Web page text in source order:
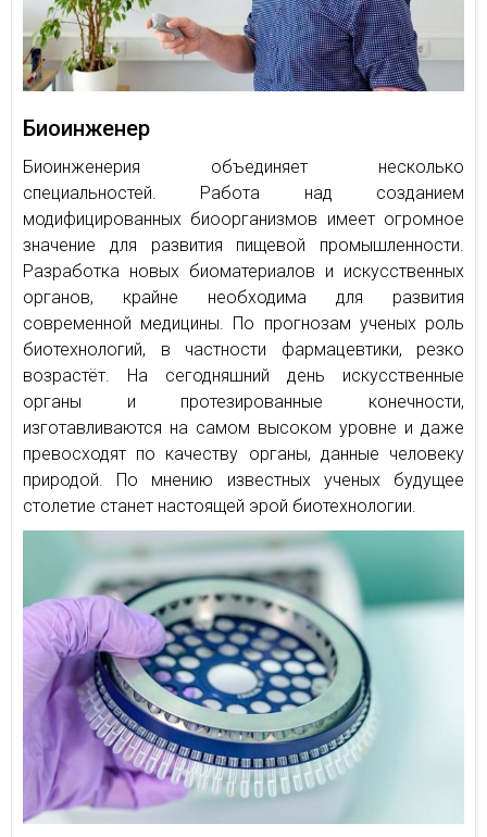
Биоинженер
Биоинженерия объединяет несколько
специальностей. Работа над созданием
модифицированных биоорганизмов имеет огромное
значение для развития пищевой промышленности.
Разработка новых биоматериалов и искусственных
органов, крайне необходима для развития
современной медицины. По прогнозам ученых роль
биотехнологий, в частности фармацевтики, резко
возрастёт. На сегодняшний день искусственные
органы и протезированные конечности,
изготавливаются на самом высоком уровне и даже
превосходят по качеству органы, данные человеку
природой. По мнению известных ученых будущее
столетие станет настоящей эрой биотехнологии.